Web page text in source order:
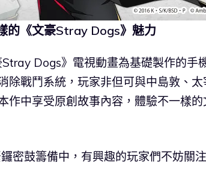
的《文豪Stray Dogs》魅力
Dogs》電視動畫為基礎製作的手
除戰鬥系統，玩家非但可與中島敦、太
作中享受原創故事內容，體驗不一樣的
密鼓籌備中，有興趣的玩家們不妨關注